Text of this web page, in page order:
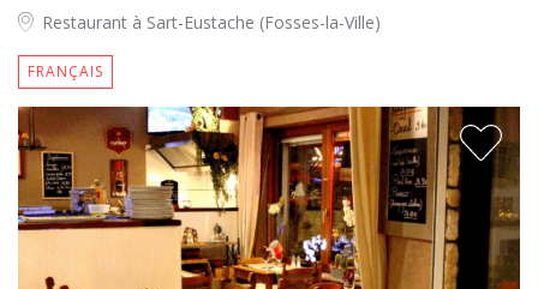
Restaurant à Sart-Eustache (Fosses-la-Ville)
FRANÇAIS